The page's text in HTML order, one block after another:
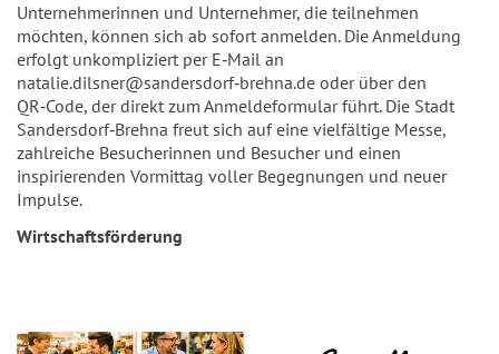
Unternehmerinnen und Unternehmer, die teilnehmen
möchten, können sich ab sofort anmelden. Die Anmeldung
erfolgt unkompliziert per E‑Mail an
natalie.dilsner@sandersdorf‑brehna.de oder über den
QR‑Code, der direkt zum Anmeldeformular führt. Die Stadt
Sandersdorf‑Brehna freut sich auf eine vielfältige Messe,
zahlreiche Besucherinnen und Besucher und einen
inspirierenden Vormittag voller Begegnungen und neuer
Impulse.
Wirtschaftsförderung